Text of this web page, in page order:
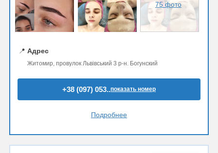
75 фото
📍 Адрес
Житомир, провулок Львівський 3 р-н. Богунский
+38 (097) 053..показать номер
Подробнее